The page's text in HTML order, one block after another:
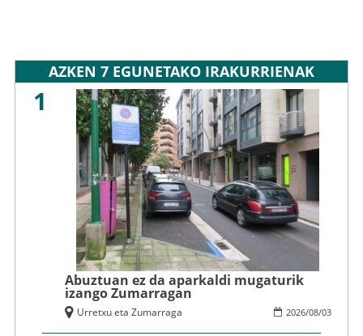
AZKEN 7 EGUNETAKO IRAKURRIENAK
1
Abuztuan ez da aparkaldi mugaturik
izango Zumarragan
2026/08/03
Urretxu eta Zumarraga